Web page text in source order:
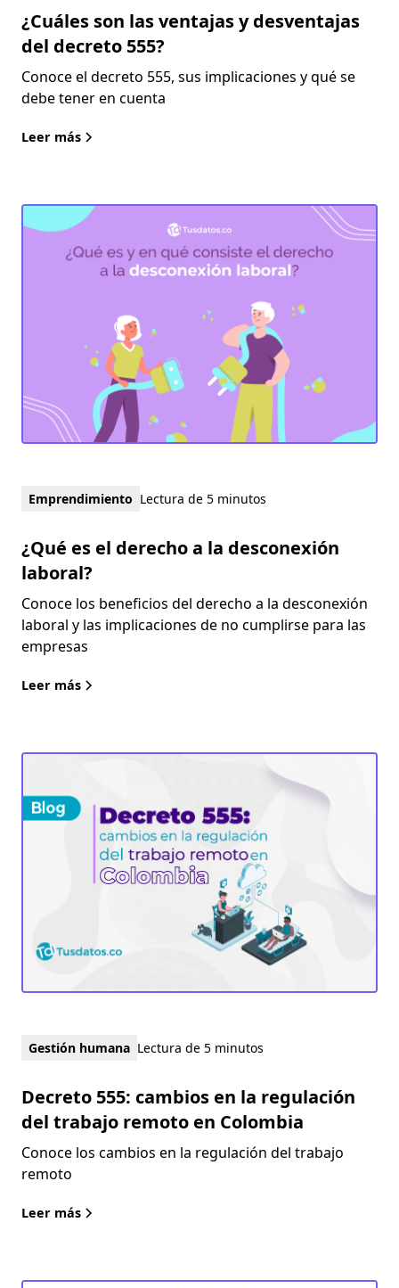
¿Cuáles son las ventajas y desventajas
del decreto 555?
Conoce el decreto 555, sus implicaciones y qué se
debe tener en cuenta
Leer más
Emprendimiento Lectura de 5 minutos
¿Qué es el derecho a la desconexión
laboral?
Conoce los beneficios del derecho a la desconexión
laboral y las implicaciones de no cumplirse para las
empresas
Leer más
Gestión humana Lectura de 5 minutos
Decreto 555: cambios en la regulación
del trabajo remoto en Colombia
Conoce los cambios en la regulación del trabajo
remoto
Leer más